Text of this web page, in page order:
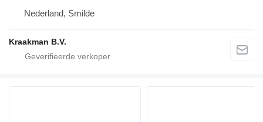
Nederland, Smilde
Kraakman B.V.